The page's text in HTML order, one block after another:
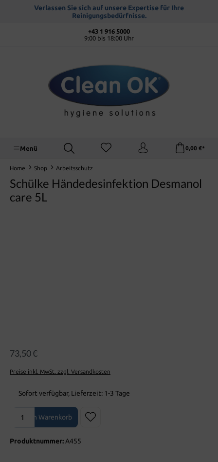
springenVerlassen Sie sich auf unsere Expertise für Ihre
Reinigungsbedürfnisse.
+43 1 916 5000
9:00 bis 18:00 Uhr
Menü 0,00 €*
Home Shop Arbeitsschutz
Schülke Händedesinfektion Desmanol
care 5L
73,50 €
Preise inkl. MwSt. zzgl. Versandkosten
Sofort verfügbar, Lieferzeit: 1-3 Tage
Produkt Anzahl: Gib den gewünschten Wert ein oder benutze die
In den Warenkorb
Produktnummer:A455